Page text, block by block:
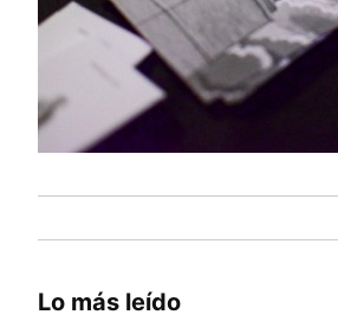
Lo más leído